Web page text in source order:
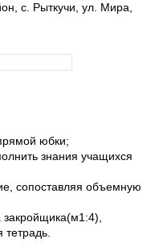
с. Рыткучи, ул. Мира,
юбки;
знания учащихся
сопоставляя объемную